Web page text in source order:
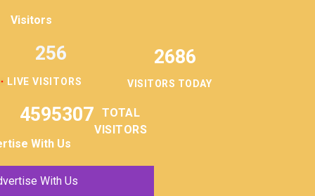
Visitors
LIVE VISITORS
256 2686
VISITORS TODAY
4595307
TOTAL
VISITORS
With Us
With Us